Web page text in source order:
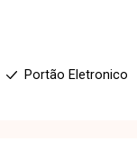
Portão Eletronico